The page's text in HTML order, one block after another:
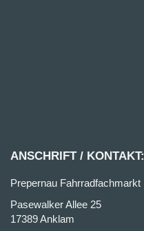
ANSCHRIFT / KONTAKT:
Prepernau Fahrradfachmarkt
Pasewalker Allee 25
17389 Anklam